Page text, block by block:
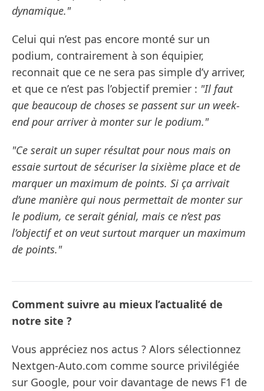
dynamique."
Celui qui n’est pas encore monté sur un
podium, contrairement à son équipier,
reconnait que ce ne sera pas simple d’y arriver,
et que ce n’est pas l’objectif premier : "Il faut
que beaucoup de choses se passent sur un week-
end pour arriver à monter sur le podium."
"Ce serait un super résultat pour nous mais on
essaie surtout de sécuriser la sixième place et de
marquer un maximum de points. Si ça arrivait
d’une manière qui nous permettait de monter sur
le podium, ce serait génial, mais ce n’est pas
l’objectif et on veut surtout marquer un maximum
de points."
Comment suivre au mieux l’actualité de
notre site ?
Vous appréciez nos actus ? Alors sélectionnez
Nextgen-Auto.com comme source privilégiée
sur Google, pour voir davantage de news F1 de